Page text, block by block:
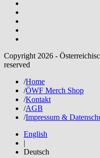
Copyright 2026 -
reserved
/Home
/ÖWF Merch Shop
/Kontakt
/AGB
/Impressum &
English
|
Deutsch